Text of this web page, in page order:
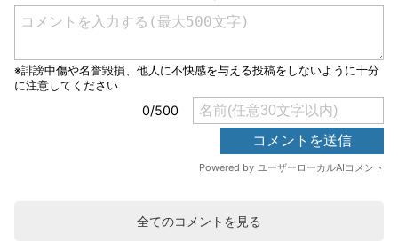
全てのコメントを見る